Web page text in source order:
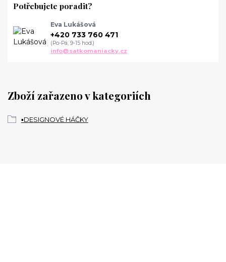
Zboží zařazeno v kategoriích
▪️DESIGNOVÉ HÁČKY
Potřebujete poradit?
Eva Lukášová
+420 733 760 471
(Po-Pá, 9-15 hod.)
info@satkomaniacky.cz